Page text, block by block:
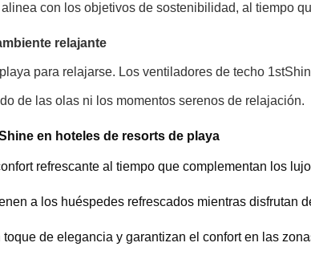
con los objetivos de sostenibilidad, al tiempo
relajante
para relajarse. Los ventiladores de techo
de las olas ni los momentos serenos de relajación.
en hoteles de resorts de playa
refrescante al tiempo que complementan los
a los huéspedes refrescados mientras disfrutan
toque de elegancia y garantizan el confort en las